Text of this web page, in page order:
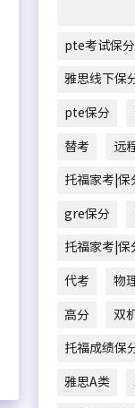
pte考试保分
雅思线下保
pte保分
替考 远
托福家考|保
gre保分
托福家考|保
代考 物
高分 双
托福成绩保
雅思A类